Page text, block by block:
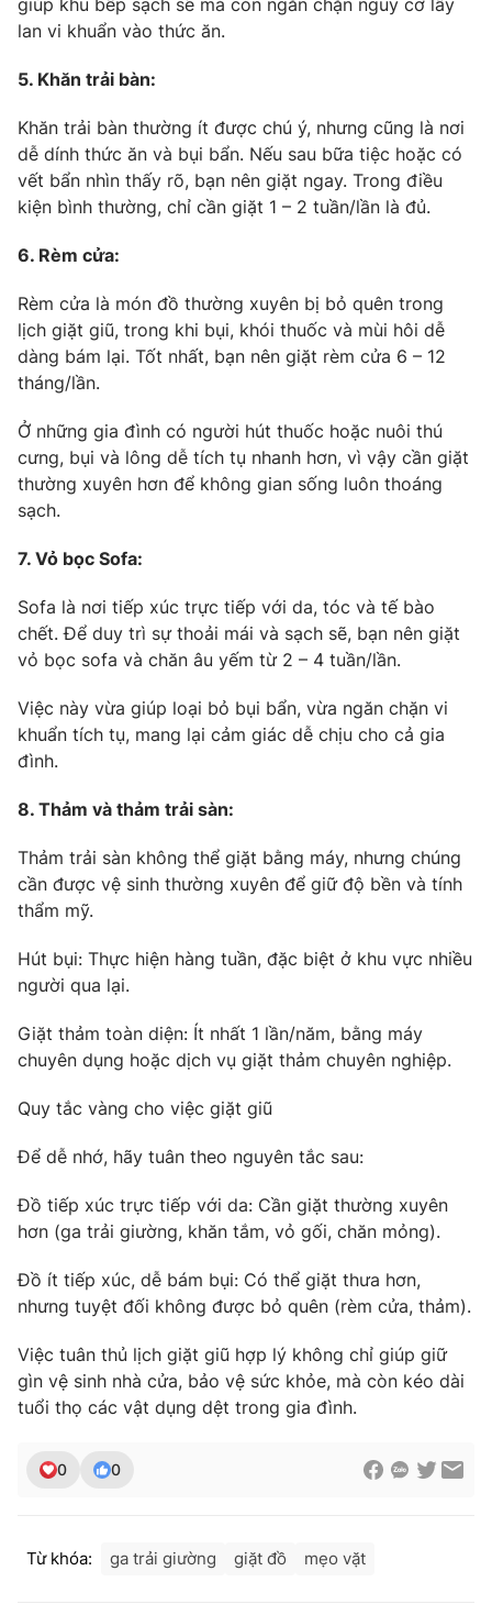
giúp khu bếp sạch sẽ mà còn ngăn chặn nguy cơ lây
lan vi khuẩn vào thức ăn.
5. Khăn trải bàn:
Khăn trải bàn thường ít được chú ý, nhưng cũng là nơi
dễ dính thức ăn và bụi bẩn. Nếu sau bữa tiệc hoặc có
vết bẩn nhìn thấy rõ, bạn nên giặt ngay. Trong điều
kiện bình thường, chỉ cần giặt 1 – 2 tuần/lần là đủ.
6. Rèm cửa:
Rèm cửa là món đồ thường xuyên bị bỏ quên trong
lịch giặt giũ, trong khi bụi, khói thuốc và mùi hôi dễ
dàng bám lại. Tốt nhất, bạn nên giặt rèm cửa 6 – 12
tháng/lần.
Ở những gia đình có người hút thuốc hoặc nuôi thú
cưng, bụi và lông dễ tích tụ nhanh hơn, vì vậy cần giặt
thường xuyên hơn để không gian sống luôn thoáng
sạch.
7. Vỏ bọc Sofa:
Sofa là nơi tiếp xúc trực tiếp với da, tóc và tế bào
chết. Để duy trì sự thoải mái và sạch sẽ, bạn nên giặt
vỏ bọc sofa và chăn âu yếm từ 2 – 4 tuần/lần.
Việc này vừa giúp loại bỏ bụi bẩn, vừa ngăn chặn vi
khuẩn tích tụ, mang lại cảm giác dễ chịu cho cả gia
đình.
8. Thảm và thảm trải sàn:
Thảm trải sàn không thể giặt bằng máy, nhưng chúng
cần được vệ sinh thường xuyên để giữ độ bền và tính
thẩm mỹ.
Hút bụi: Thực hiện hàng tuần, đặc biệt ở khu vực nhiều
người qua lại.
Giặt thảm toàn diện: Ít nhất 1 lần/năm, bằng máy
chuyên dụng hoặc dịch vụ giặt thảm chuyên nghiệp.
Quy tắc vàng cho việc giặt giũ
Để dễ nhớ, hãy tuân theo nguyên tắc sau:
Đồ tiếp xúc trực tiếp với da: Cần giặt thường xuyên
hơn (ga trải giường, khăn tắm, vỏ gối, chăn mỏng).
Đồ ít tiếp xúc, dễ bám bụi: Có thể giặt thưa hơn,
nhưng tuyệt đối không được bỏ quên (rèm cửa, thảm).
Việc tuân thủ lịch giặt giũ hợp lý không chỉ giúp giữ
gìn vệ sinh nhà cửa, bảo vệ sức khỏe, mà còn kéo dài
tuổi thọ các vật dụng dệt trong gia đình.
0 0
Từ khóa: ga trải giường giặt đồ mẹo vặt